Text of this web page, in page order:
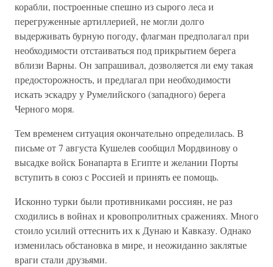
корабли, построенные спешно из сырого леса и
перегруженные артиллерией, не могли долго
выдерживать бурную погоду, флагман предполагал при
необходимости отстаиваться под прикрытием берега
вблизи Варны. Он запрашивал, дозволяется ли ему такая
предосторожность, и предлагал при необходимости
искать эскадру у Румелийского (западного) берега
Черного моря.
Тем временем ситуация окончательно определилась. В
письме от 7 августа Кушелев сообщил Мордвинову о
высадке войск Бонапарта в Египте и желании Порты
вступить в союз с Россией и принять ее помощь.
Исконно турки были противниками россиян, не раз
сходились в войнах и кровопролитных сражениях. Много
стоило усилий оттеснить их к Дунаю и Кавказу. Однако
изменилась обстановка в мире, и неожиданно заклятые
враги стали друзьями.